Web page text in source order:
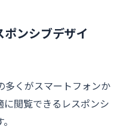
ンシブデザイ
多くがスマートフォンか
閲覧できるレスポンシ